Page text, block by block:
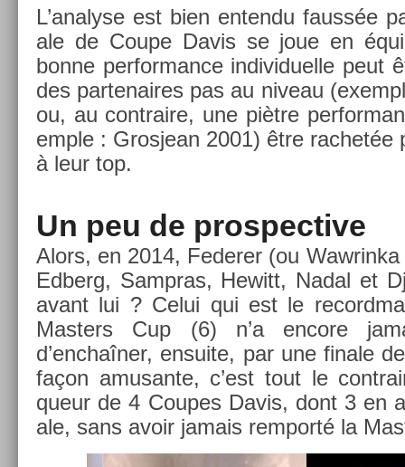
L’analyse est bien en­ten­du faussée
ale de Coupe Davis se joue en
bonne per­for­mance in­dividuel­le peut
des par­tenaires pas au niveau
ou, au contra­ire, une piètre
em­ple : Gros­jean 2001) être rac­hetée
à leur top.
Un peu de pro­spec­tive
Alors, en 2014, Feder­er (ou
Ed­berg, Sampras, Hewitt, Nadal et
avant lui ? Celui qui est le
Mast­ers Cup (6) n’a en­core
d’enchaîner, en­suite, par une fin­ale
façon amusan­te, c’est tout le
queur de 4 Co­upes Davis, dont 3 en
ale, sans avoir jamais re­mporté la